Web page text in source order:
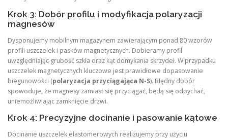
Krok 3: Dobór profilu i modyfikacja polaryzacji
magnesów
Dysponujemy mobilnym magazynem zawierającym ponad 80 wzorów
profili uszczelek i pasków magnetycznych. Dobieramy profil
uwzględniając grubość szkła oraz kąt domykania skrzydeł. W przypadku
uszczelek magnetycznych kluczowe jest prawidłowe dopasowanie
biegunowości (polaryzacja przyciągająca N-S). Błędny dobór
spowoduje, że magnesy zamiast się przyciągać, będą się odpychać,
uniemożliwiając zamknięcie drzwi.
Krok 4: Precyzyjne docinanie i pasowanie kątowe
Docinanie uszczelek elastomerowych realizujemy przy użyciu